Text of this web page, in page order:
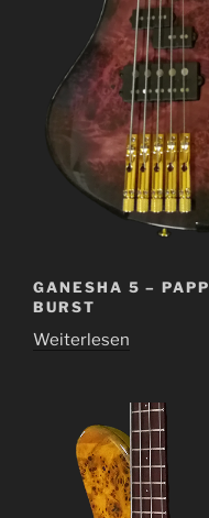
GANESHA 5 –
BURST
Weiterlesen